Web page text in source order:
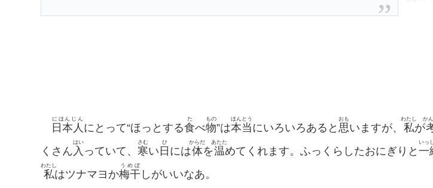
日本人
にほんじん
にとって“ほっとする食
た
べ物
もの
”は本当
ほんとう
にいろいろあると 思
おも
いますが、 私
わたし
が
か
くさん 入
はい
っていて、 寒
さむ
い 日
ひ
には体
からだ
を温
あたた
めてくれます。ふっくらしたおにぎりと 一
いっ
私
わたし
はツナマヨか梅干
うめぼ
しがいいなあ。